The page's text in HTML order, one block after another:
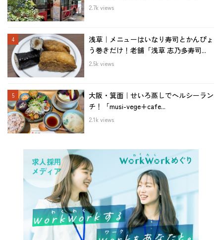
2.7k views
浅草｜メニューはいなり寿司とかんぴょ
う巻きだけ！老舗「浅草 志乃多寿司...
2.5k views
大阪・箕面｜せいろ蒸しでヘルシーラン
チ！「musi-vege+cafe...
2.1k views